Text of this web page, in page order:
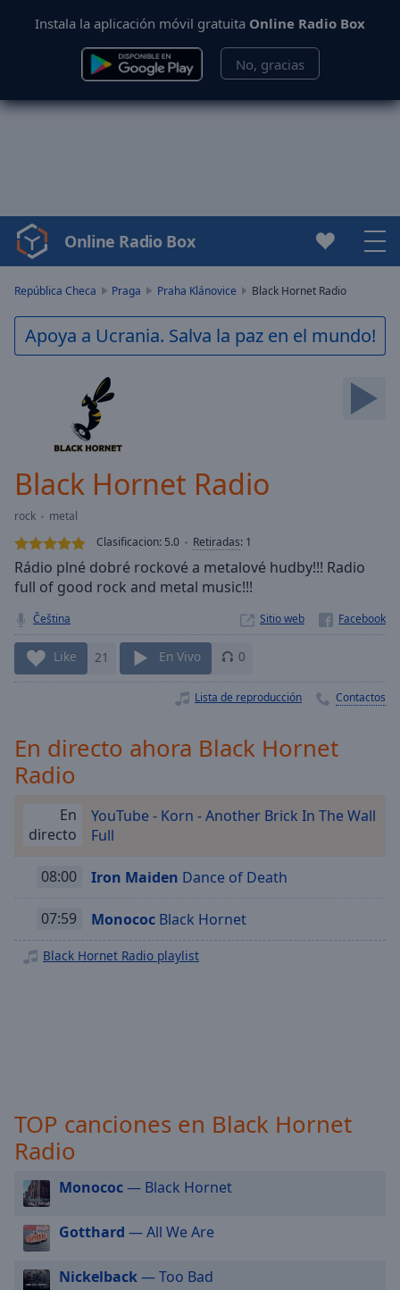
Instala la aplicación móvil gratuita Online Radio Box
No, gracias
Video
Player
Play
Video
Current
Time 0:00
Loaded:
0.00%
Stream
TypeLIVE
Seek to
live,
currently
behind
liveLIVE
Chapters
Descriptions
descriptions
subtitles
settings
dialog
subtitles
off
Audio
Online Radio Box
República Checa Praga Praha Klánovice Black Hornet Radio
Apoya a Ucrania. Salva la paz en el mundo!
Black Hornet Radio
rock
metal
Clasificacion: 5.0 Retiradas: 1
Rádio plné dobré rockové a metalové hudby!!! Radio
full of good rock and metal music!!!
Čeština Sitio web
Like 21 En Vivo 0
Lista de reproducción Contactos
En directo ahora Black Hornet
Radio
En
directo
YouTube - Korn - Another Brick In The Wall
Full
08:00 Iron Maiden Dance of Death
07:59 Monococ Black Hornet
Black Hornet Radio playlist
TOP canciones en Black Hornet
Radio
Monococ— Black Hornet
Gotthard — All We Are
Nickelback— Too Bad